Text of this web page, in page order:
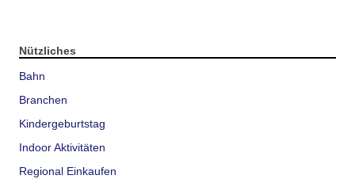
Nützliches
Bahn
Branchen
Kindergeburtstag
Indoor Aktivitäten
Regional Einkaufen